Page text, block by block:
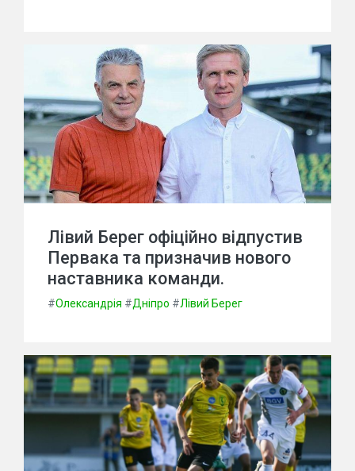
Лівий Берег офіційно відпустив
Первака та призначив нового
наставника команди.
#Олександрія #Дніпро #Лівий Берег